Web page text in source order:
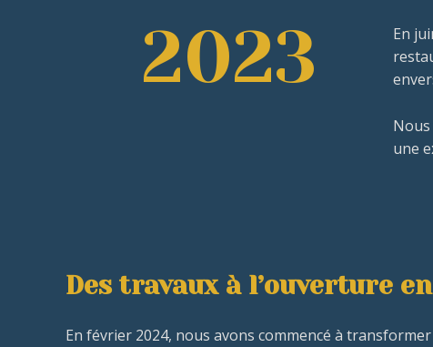
2023
En
une
Des travaux à l’ouverture
En février 2024, nous avons commencé à